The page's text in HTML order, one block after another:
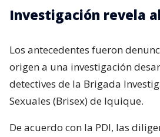
Investigación revela
Los antecedentes fueron
origen a una investigación
detectives de la Brigada
Sexuales (Brisex) de Iquique.
De acuerdo con la PDI, las